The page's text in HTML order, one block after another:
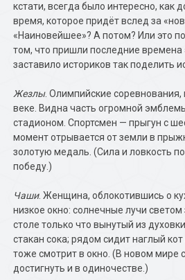
кстати, всегда было интересно, как
время, которое придёт вслед за
«Наиновейшее»? А потом? Или это
том, что пришли последние
заставило историков так поделить
Жезлы. Олимпийские соревнования,
веке. Видна часть огромной
стадионом. Спортсмен — прыгун с
момент отрывается от земли в
золотую медаль. (Сила и ловкость
победу.)
Чаши. Женщина, облокотившись о
низкое окно: солнечные лучи
столе только что вынутый из
стакан сока; рядом сидит наглый
тоже смотрит в окно. (В новом мире
достигнуть и в одиночестве.)